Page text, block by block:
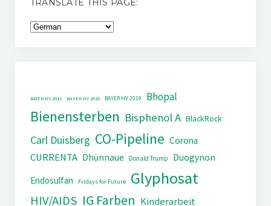
TRANSLATE THIS PAGE:
BAYER HV 2011 BAYER HV 2018 BAYER HV 2019 Bhopal
Bienensterben Bisphenol A BlackRock
Carl Duisberg CO-Pipeline Corona
CURRENTA Dhünnaue Donald Trump
Duogynon
Endosulfan
Fridays for Future Glyphosat
HIV/AIDS IG Farben Kinderarbeit